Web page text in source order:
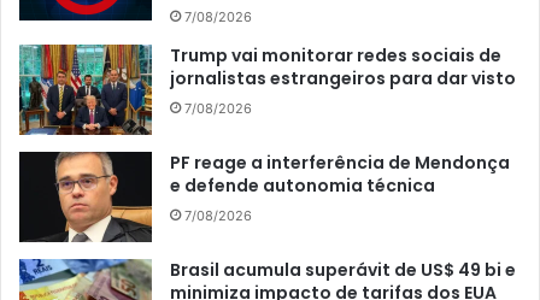
7/08/2026
Trump vai monitorar redes sociais de
jornalistas estrangeiros para dar visto
7/08/2026
PF reage a interferência de Mendonça
e defende autonomia técnica
7/08/2026
Brasil acumula superávit de US$ 49 bi e
minimiza impacto de tarifas dos EUA